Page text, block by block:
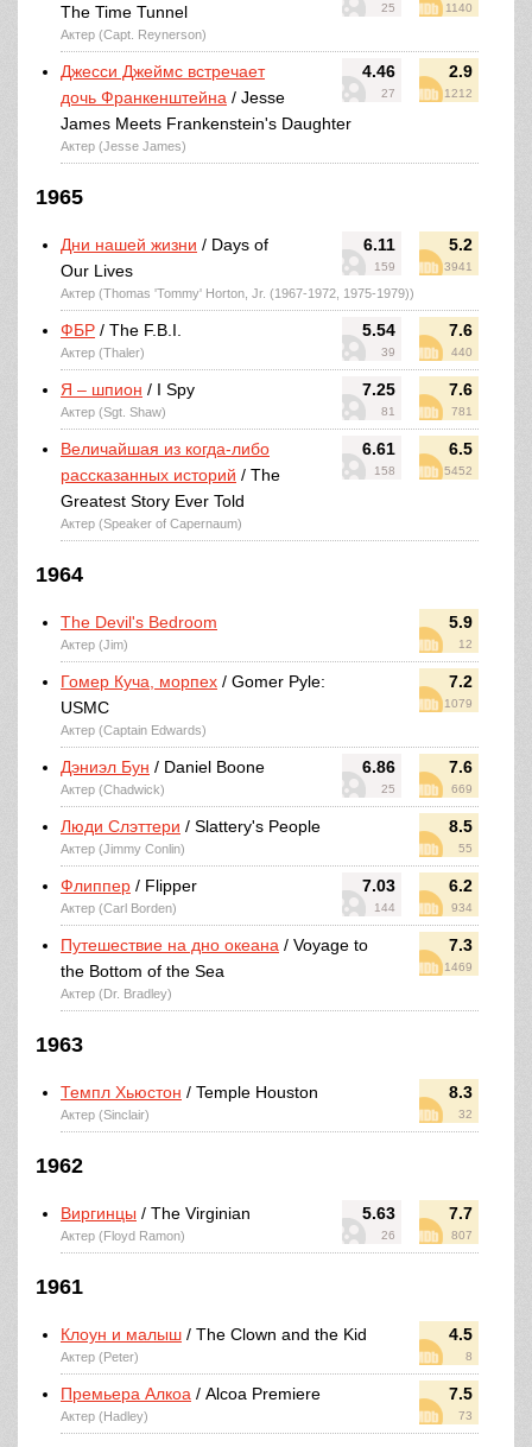
25 1140
The Time Tunnel
Актер (Capt. Reynerson)
4.46
27
2.9
1212
Джесси Джеймс встречает
дочь Франкенштейна / Jesse
James Meets Frankenstein's Daughter
Актер (Jesse James)
1965
6.11
159
5.2
3941
Дни нашей жизни / Days of
Our Lives
Актер (Thomas 'Tommy' Horton, Jr. (1967-1972, 1975-1979))
5.54
39
7.6
440
ФБР / The F.B.I.
Актер (Thaler)
7.25
81
7.6
781
Я – шпион / I Spy
Актер (Sgt. Shaw)
6.61
158
6.5
5452
Величайшая из когда-либо
рассказанных историй / The
Greatest Story Ever Told
Актер (Speaker of Capernaum)
1964
5.9
12
The Devil's Bedroom
Актер (Jim)
7.2
1079
Гомер Куча, морпех / Gomer Pyle:
USMC
Актер (Captain Edwards)
6.86
25
7.6
669
Дэниэл Бун / Daniel Boone
Актер (Chadwick)
8.5
55
Люди Слэттери / Slattery's People
Актер (Jimmy Conlin)
7.03
144
6.2
934
Флиппер / Flipper
Актер (Carl Borden)
7.3
1469
Путешествие на дно океана / Voyage to
the Bottom of the Sea
Актер (Dr. Bradley)
1963
8.3
32
Темпл Хьюстон / Temple Houston
Актер (Sinclair)
1962
5.63
26
7.7
807
Виргинцы / The Virginian
Актер (Floyd Ramon)
1961
4.5
8
Клоун и малыш / The Clown and the Kid
Актер (Peter)
7.5
73
Премьера Алкоа / Alcoa Premiere
Актер (Hadley)